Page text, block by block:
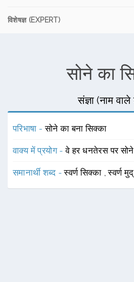
विशेषज्ञ (EXPERT)
सोने का
संज्ञा (नाम वाले
परिभाषा -सोने का बना सिक्का
वाक्य में प्रयोग -वे हर धनतेरस पर
समानार्थी शब्द -स्वर्ण सिक्का ,स्वर्ण